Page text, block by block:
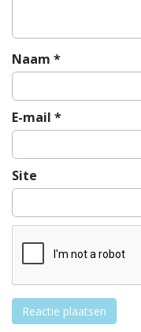
t
i
e
Naam *
E-mail *
Site